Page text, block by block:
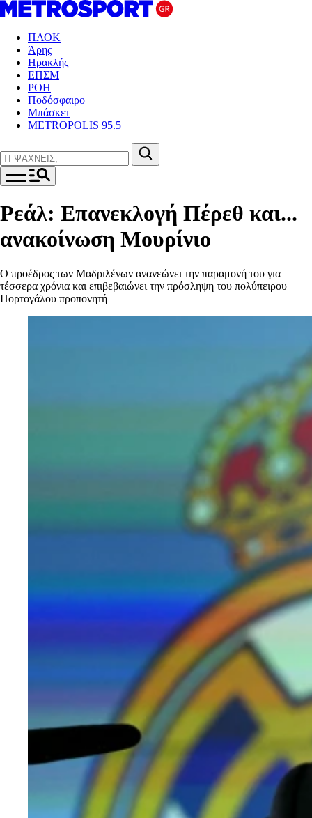
ΠΑΟΚ
Άρης
Ηρακλής
ΕΠΣΜ
ΡΟΗ
Ποδόσφαιρο
Μπάσκετ
METROPOLIS 95.5
Ρεάλ: Επανεκλογή Πέρεθ και...
ανακοίνωση Μουρίνιο
Ο προέδρος των Μαδριλένων ανανεώνει την παραμονή του για
τέσσερα χρόνια και επιβεβαιώνει την πρόσληψη του πολύπειρου
Πορτογάλου προπονητή